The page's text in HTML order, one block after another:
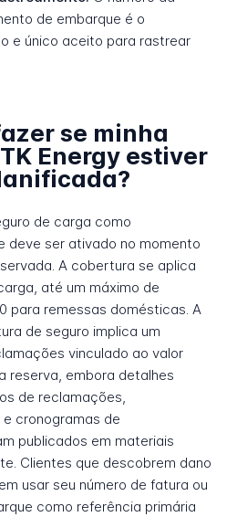
de embarque é o
e único aceito para rastrear
se minha
Energy estiver
de carga como
deve ser ativado no momento
A cobertura se aplica
até um máximo de
para remessas domésticas. A
de seguro implica um
vinculado ao valor
reserva, embora detalhes
de reclamações,
cronogramas de
publicados em materiais
Clientes que descobrem dano
usar seu número de fatura ou
como referência primária